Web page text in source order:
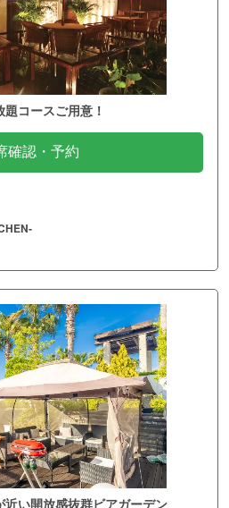
コースご用意！
確認・予約
い開放感抜群ビアガーデン